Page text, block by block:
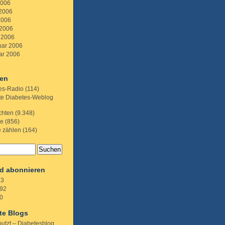
2006
2006
Radio (114)
Diabetes-Weblog
(9.348)
(856)
zählen (164)
abonnieren
Blogs
– Diabetesblog